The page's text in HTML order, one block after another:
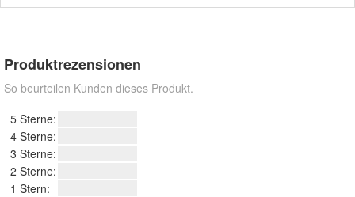
Produktrezensionen
So beurteilen Kunden dieses Produkt.
5 Sterne:
4 Sterne:
3 Sterne:
2 Sterne:
1 Stern: